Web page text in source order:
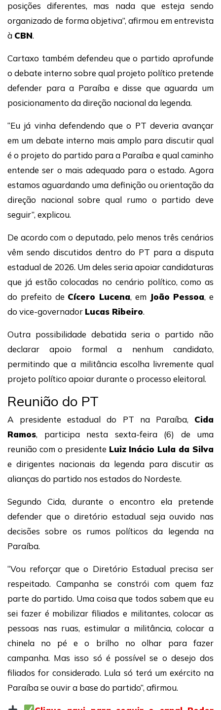
posições diferentes, mas nada que esteja sendo
organizado de forma objetiva”, afirmou em entrevista
à CBN.
Cartaxo também defendeu que o partido aprofunde
o debate interno sobre qual projeto político pretende
defender para a Paraíba e disse que aguarda um
posicionamento da direção nacional da legenda.
“Eu já vinha defendendo que o PT deveria avançar
em um debate interno mais amplo para discutir qual
é o projeto do partido para a Paraíba e qual caminho
entende ser o mais adequado para o estado. Agora
estamos aguardando uma definição ou orientação da
direção nacional sobre qual rumo o partido deve
seguir”, explicou.
De acordo com o deputado, pelo menos três cenários
vêm sendo discutidos dentro do PT para a disputa
estadual de 2026. Um deles seria apoiar candidaturas
que já estão colocadas no cenário político, como as
do prefeito de Cícero Lucena, em João Pessoa, e
do vice-governador Lucas Ribeiro.
Outra possibilidade debatida seria o partido não
declarar apoio formal a nenhum candidato,
permitindo que a militância escolha livremente qual
projeto político apoiar durante o processo eleitoral.
Reunião do PT
A presidente estadual do PT na Paraíba, Cida
Ramos, participa nesta sexta-feira (6) de uma
reunião com o presidente Luiz Inácio Lula da Silva
e dirigentes nacionais da legenda para discutir as
alianças do partido nos estados do Nordeste.
Segundo Cida, durante o encontro ela pretende
defender que o diretório estadual seja ouvido nas
decisões sobre os rumos políticos da legenda na
Paraíba.
“Vou reforçar que o Diretório Estadual precisa ser
respeitado. Campanha se constrói com quem faz
parte do partido. Uma coisa que todos sabem que eu
sei fazer é mobilizar filiados e militantes, colocar as
pessoas nas ruas, estimular a militância, colocar a
chinela no pé e o brilho no olhar para fazer
campanha. Mas isso só é possível se o desejo dos
filiados for considerado. Lula só terá um exército na
Paraíba se ouvir a base do partido”, afirmou.